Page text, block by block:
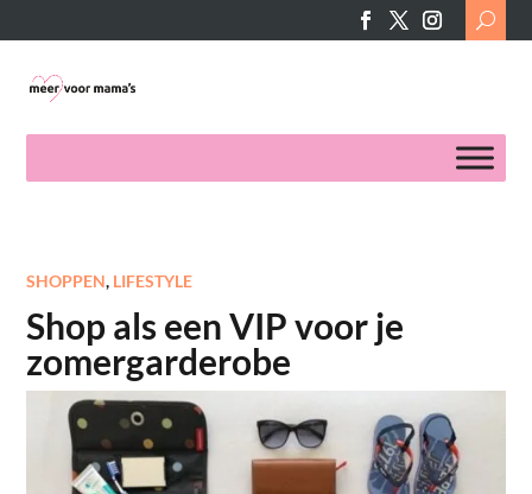
Search
for:
SHOPPEN, LIFESTYLE
Shop als een VIP voor je
zomergarderobe